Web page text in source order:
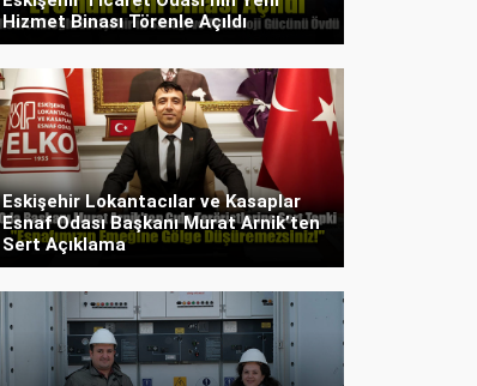
Hizmet Binası Törenle Açıldı
Eskişehir Lokantacılar ve Kasaplar
Esnaf Odası Başkanı Murat Arnik’ten
Sert Açıklama